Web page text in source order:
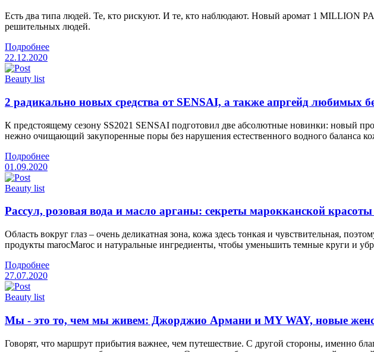
Есть два типа людей. Те, кто рискуют. И те, кто наблюдают. Новый аромат 1 MILLION
решительных людей.
Подробнее
22.12.2020
Beauty list
2 радикально новых средства от SENSAI, а также апргейд любимых
К предстоящему сезону SS2021 SENSAI подготовил две абсолютные новинки: новый
нежно очищающий закупоренные поры без нарушения естественного водного баланса
Подробнее
01.09.2020
Beauty list
Рассул, розовая вода и масло арганы: секреты марокканской
Область вокруг глаз – очень деликатная зона, кожа здесь тонкая и чувствительная,
продукты marocMaroc и натуральные ингредиенты, чтобы уменьшить темные круги и
Подробнее
27.07.2020
Beauty list
Мы - это то, чем мы живем: Джорджио Армани и MY WAY, новые
Говорят, что маршрут прибытия важнее, чем путешествие. С другой стороны, именно